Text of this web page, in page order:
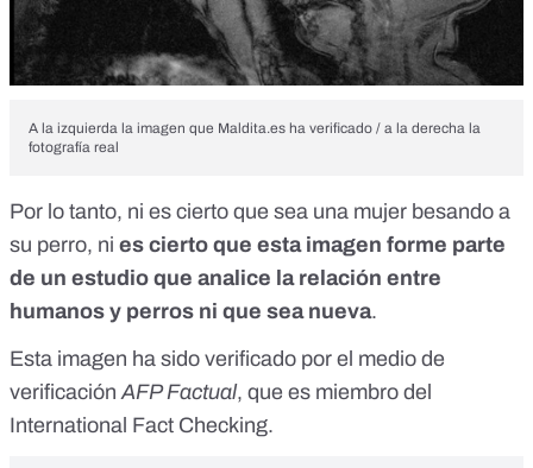
A la izquierda la imagen que Maldita.es ha verificado / a la derecha la
fotografía real
Por lo tanto, ni es cierto que sea una mujer besando a
su perro, ni es cierto que esta imagen forme parte
de un estudio que analice la relación entre
humanos y perros ni que sea nueva.
Esta imagen ha sido verificado por el medio de
verificaciónAFP Factual, que es miembro del
International Fact Checking.